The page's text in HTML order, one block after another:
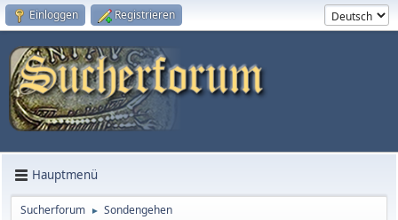
Einloggen Registrieren
Hauptmenü
Sucherforum ► Sondengehen